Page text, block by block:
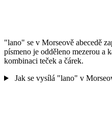
"lano" se v Morseově abecedě
písmeno je odděleno mezerou a
kombinaci teček a čárek.
Jak se vysílá "lano" v